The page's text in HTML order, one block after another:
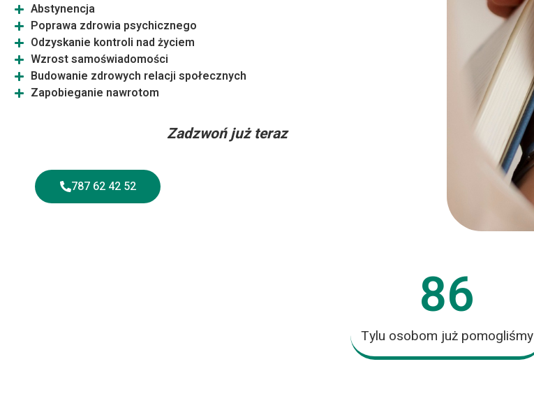
Abstynencja
Poprawa zdrowia psychicznego
Odzyskanie kontroli nad życiem
Wzrost samoświadomości
Budowanie zdrowych relacji społecznych
Zapobieganie nawrotom
Zadzwoń już teraz
787 62 42 52
Tylu osobom już pomogliśmy
86